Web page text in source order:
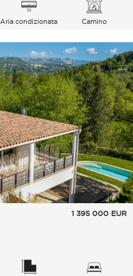
Aria condizionata Camino
1 395 000 EUR